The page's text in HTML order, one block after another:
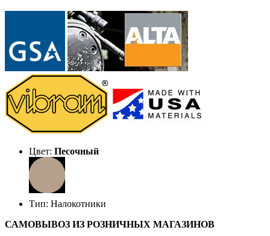
Цвет: Песочный
Тип: Налокотники
САМОВЫВОЗ ИЗ РОЗНИЧНЫХ МАГАЗИНОВ